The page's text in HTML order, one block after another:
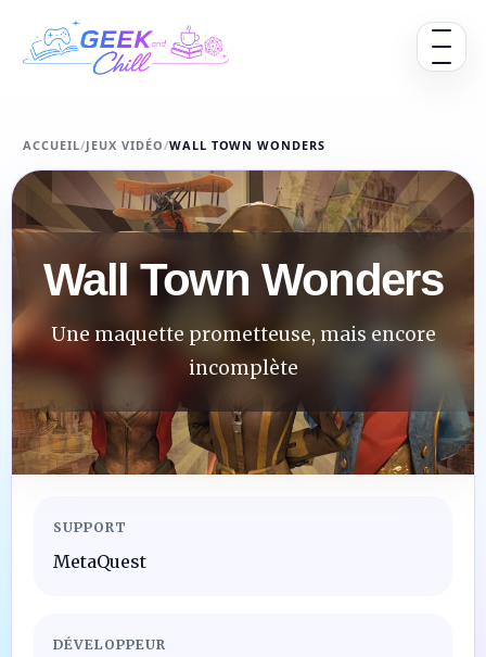
Ouvrir
ACCUEIL/JEUX VIDÉO/WALL TOWN WONDERS
Wall Town Wonders
Une maquette prometteuse, mais encore
incomplète
SUPPORT
MetaQuest
DÉVELOPPEUR